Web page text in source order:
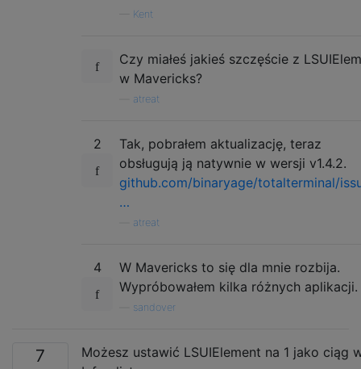
Kent
Czy miałeś jakieś szczęście z
w Mavericks?
atreat
2
Tak, pobrałem aktualizację, teraz
obsługują ją natywnie w wersji v1.4.2.
github.com/binaryage/totalterminal/
…
atreat
4
W Mavericks to się dla mnie rozbija.
Wypróbowałem kilka różnych aplikacji.
sandover
7
Możesz ustawić LSUIElement na 1 jako ciąg